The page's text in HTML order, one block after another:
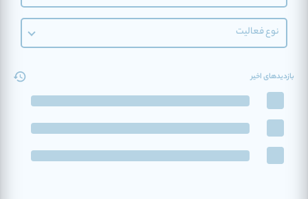
نوع فعالیت
بازدیدهای اخیر